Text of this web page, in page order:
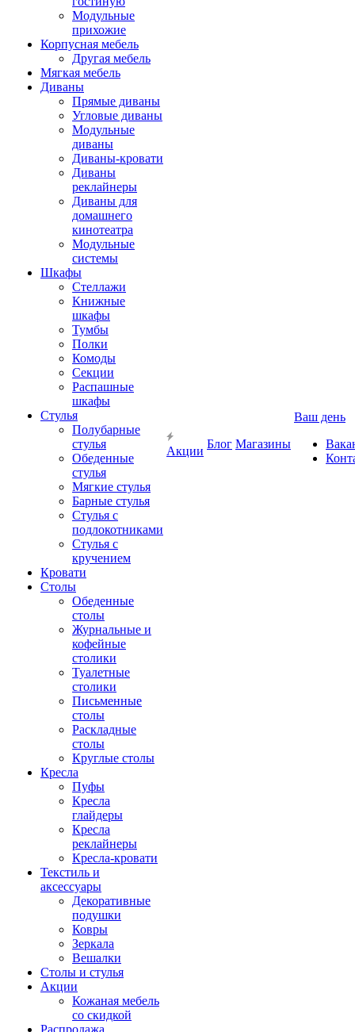
Модульные
прихожие
Корпусная мебель
Другая мебель
Мягкая мебель
Диваны
Прямые диваны
Угловые диваны
Модульные
диваны
Диваны-кровати
Диваны
реклайнеры
Диваны для
домашнего
кинотеатра
Модульные
системы
Шкафы
Стеллажи
Книжные
шкафы
Тумбы
Полки
Комоды
Секции
Распашные
шкафы
Стулья
Полубарные
стулья
Обеденные
стулья
Мягкие стулья
Барные стулья
Стулья с
подлокотниками
Стулья с
кручением
Кровати
Столы
Обеденные
столы
Журнальные и
кофейные
столики
Туалетные
столики
Письменные
столы
Раскладные
столы
Круглые столы
Кресла
Пуфы
Кресла
глайдеры
Кресла
реклайнеры
Кресла-кровати
Текстиль и
аксессуары
Декоративные
подушки
Ковры
Зеркала
Вешалки
Столы и стулья
Акции
Кожаная мебель
со скидкой
Распродажа
Акции
Блог Магазины
Ваш день